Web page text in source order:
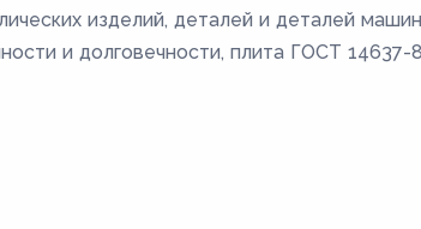
изделий, деталей и деталей
и долговечности, плита ГОСТ